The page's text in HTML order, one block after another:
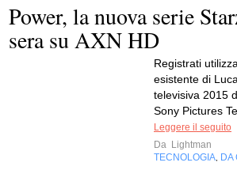
Power, la nuova serie
sera su AXN HD
Registrati
esistente di
televisiva 2015
Sony Pictures
Leggere il seguito
Da Lightman
TECNOLOGIA DA